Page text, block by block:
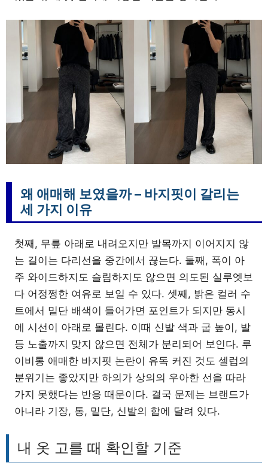
왜 애매해 보였을까 – 바지핏이 갈리는
세 가지 이유
첫째, 무릎 아래로 내려오지만 발목까지 이어지지 않
는 길이는 다리선을 중간에서 끊는다. 둘째, 폭이 아
주 와이드하지도 슬림하지도 않으면 의도된 실루엣보
다 어정쩡한 여유로 보일 수 있다. 셋째, 밝은 컬러 수
트에서 밑단 배색이 들어가면 포인트가 되지만 동시
에 시선이 아래로 몰린다. 이때 신발 색과 굽 높이, 발
등 노출까지 맞지 않으면 전체가 분리되어 보인다. 루
이비통 애매한 바지핏 논란이 유독 커진 것도 셀럽의
분위기는 좋았지만 하의가 상의의 우아한 선을 따라
가지 못했다는 반응 때문이다. 결국 문제는 브랜드가
아니라 기장, 통, 밑단, 신발의 합에 달려 있다.
내 옷 고를 때 확인할 기준